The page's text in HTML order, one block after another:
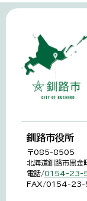
釧路市役所
〒085-8505
北海道釧路市黒金
電話/0154-23-
FAX/0154-23-